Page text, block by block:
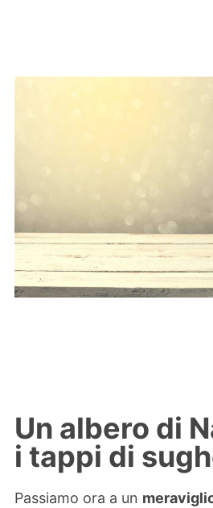
Un albero di
i tappi di
Passiamo ora a un